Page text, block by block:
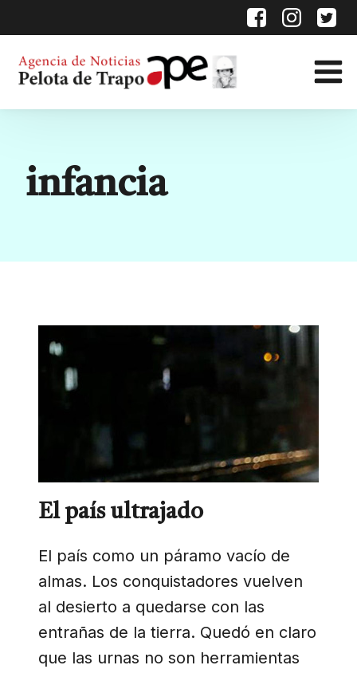
Etiqueta:
infancia
El país ultrajado
El país como un páramo vacío de
almas. Los conquistadores vuelven
al desierto a quedarse con las
entrañas de la tierra. Quedó en claro
que las urnas no son herramientas